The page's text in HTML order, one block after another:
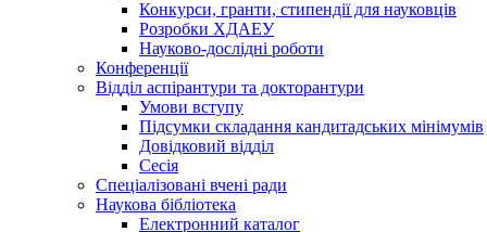
Конкурси, гранти, стипендії для науковців
Розробки ХДАЕУ
Науково-дослідні роботи
Конференції
Відділ аспірантури та докторантури
Умови вступу
Підсумки складання кандитадських мінімумів
Довідковий відділ
Сесія
Спеціалізовані вчені ради
Наукова бібліотека
Електронний каталог